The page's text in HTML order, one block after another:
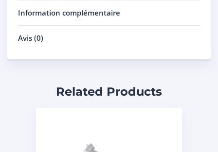
Information complémentaire
Avis (0)
Related Products